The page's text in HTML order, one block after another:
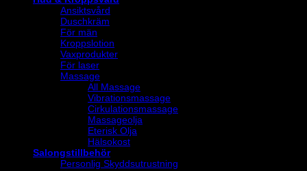
Ansiktsvård
Duschkräm
För män
Kroppslotion
Vaxprodukter
För laser
Massage
All Massage
Vibrationsmassage
Cirkulationsmassage
Massageolja
Eterisk Olja
Hälsokost
Salongstillbehör
Personlig Skyddsutrustning